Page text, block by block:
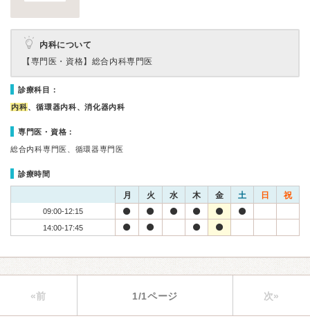
内科について
【専門医・資格】 総合内科専門医
診療科目：
内科、循環器内科、消化器内科
専門医・資格：
総合内科専門医、循環器専門医
診療時間
月 火 水 木 金 土 日 祝
09:00-12:15
14:00-17:45
«前 1/1ページ 次»